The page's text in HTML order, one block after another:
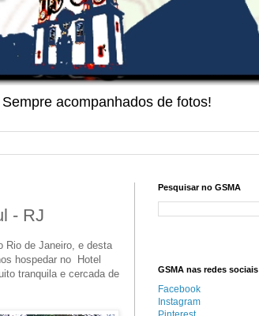
acompanhados de fotos!
- RJ
Rio de Janeiro, e desta
hospedar no Hotel
tranquila e cercada de
Pesquisar no GSMA
GSMA nas redes sociais
Facebook
Instagram